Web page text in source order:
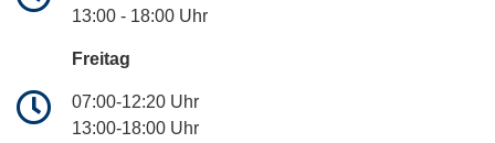
13:00 - 18:00 Uhr
Freitag
07:00-12:20 Uhr
13:00-18:00 Uhr